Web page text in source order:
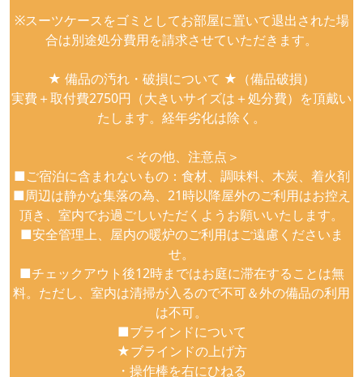
※スーツケースをゴミとしてお部屋に置いて退出された場
合は別途処分費用を請求させていただきます。
★ 備品の汚れ・破損について ★（備品破損）
実費＋取付費2750円（大きいサイズは＋処分費）を頂戴い
たします。経年劣化は除く。
＜その他、注意点＞
■ご宿泊に含まれないもの：食材、調味料、木炭、着火剤
■周辺は静かな集落の為、21時以降屋外のご利用はお控え
頂き、室内でお過ごしいただくようお願いいたします。
■安全管理上、屋内の暖炉のご利用はご遠慮くださいま
せ。
■チェックアウト後12時まではお庭に滞在することは無
料。ただし、室内は清掃が入るので不可＆外の備品の利用
は不可。
■ブラインドについて
★ブラインドの上げ方
・操作棒を右にひねる